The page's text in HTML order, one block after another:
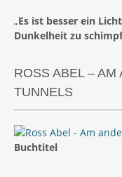
„Es ist besser ein
Dunkelheit zu
ROSS ABEL –
TUNNELS
Buchtitel